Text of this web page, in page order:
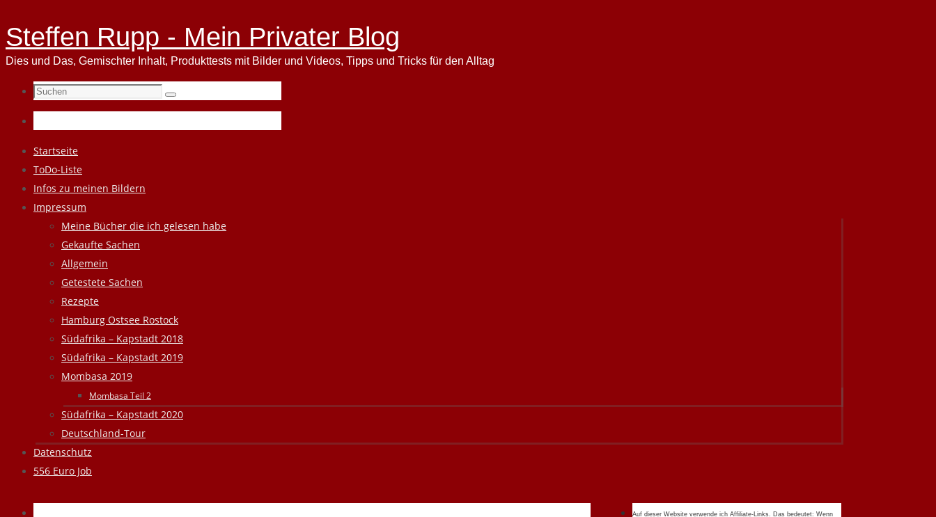
Steffen Rupp - Mein Privater Blog
Dies und Das, Gemischter Inhalt, Produkttests mit Bilder und Videos, Tipps und Tricks für den Alltag
Suchen
nach:
Suchen
Zum
Inhalt
springen
Startseite
ToDo-Liste
Infos zu meinen Bildern
Impressum
Meine Bücher die ich gelesen habe
Gekaufte Sachen
Allgemein
Getestete Sachen
Rezepte
Hamburg Ostsee Rostock
Südafrika – Kapstadt 2018
Südafrika – Kapstadt 2019
Mombasa 2019
Mombasa Teil 2
Südafrika – Kapstadt 2020
Deutschland-Tour
Datenschutz
556 Euro Job
Auf dieser Website verwende ich Affiliate-Links. Das bedeutet: Wenn